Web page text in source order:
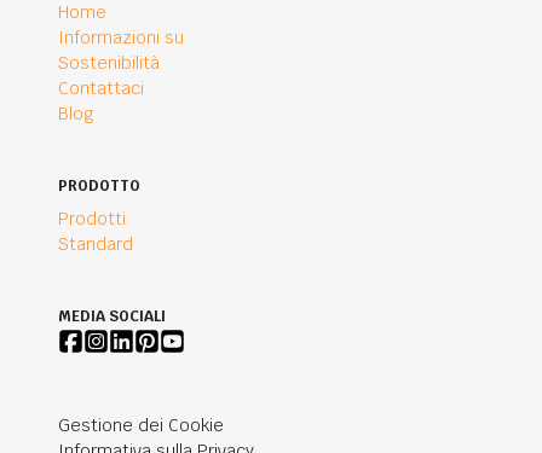
Home
Informazioni su
Sostenibilità
Contattaci
Blog
PRODOTTO
Prodotti
Standard
MEDIA SOCIALI
Gestione dei Cookie